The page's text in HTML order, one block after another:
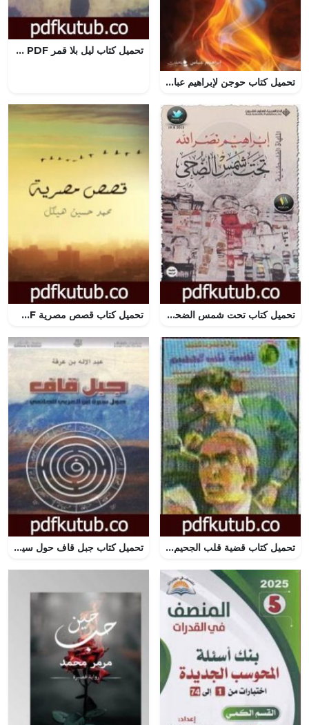
تحميل كتاب حوجن لإبراهيم عباس بصيغة PDF مجانا – أفضل الروايات العربية
تحميل كتاب ليل بلا قمر PDF تأليف أحمد الخميسي مجانا [كامل]
تحميل كتاب تحت شمس الضحى PDF تأليف ابراهيم نصرالله مجانا [كامل] تحميل كتاب قصص مصرية PDF تأليف محمد حسين هيكل مجانا [كامل]
تحميل كتاب قضية قلب الجحيم – مغامرات ع×2 PDF تأليف نبيل فاروق مجانا [كامل] تحميل كتاب جبل قاف حول سيرة ابن العربي الحاتمي PDF تأليف عبد الإله بن عرفة مجانا [كامل]